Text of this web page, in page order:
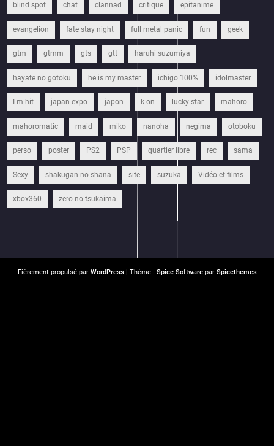
blind spot chat clannad critique epitanime
evangelion fate stay night full metal panic fun geek
gtm gtmm gts gtt haruhi suzumiya
hayate no gotoku he is my master ichigo 100% idolmaster
I m hit japan expo japon k-on lucky star mahoro
mahoromatic maid miko nanoha negima otoboku
perso poster PS2 PSP quartier libre rec sama
Sexy shakugan no shana site suzuka Vidéo et films
xbox360 zero no tsukaima
Fièrement propulsé par WordPress| Thème : Spice Softwarepar Spicethemes